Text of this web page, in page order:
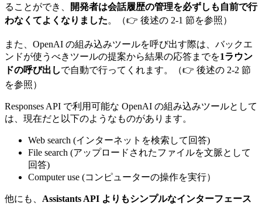
ることができ、
開発者は会話履歴の管理を必ずしも自前で行
わなくてよくなりました。（👉 後述の 2-1 節を参照）
また、OpenAI の組み込みツールを呼び出す際は、バックエ
ンドが使うべきツールの提案から結果の応答までを1ラウン
ドの呼び出しで自動で行ってくれます。（👉 後述の 2-2 節
を参照）
Responses API で利用可能な OpenAI の組み込みツールとして
は、現在だと以下のようなものがあります。
Web search (インターネットを検索して回答)
File search (アップロードされたファイルを文脈として
回答)
Computer use (コンピューターの操作を実行）
他にも、 Assistants API よりもシンプルなインターフェース